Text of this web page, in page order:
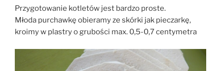
Przygotowanie kotletów jest bardzo proste.
Młoda purchawkę obieramy ze skórki jak pieczarkę,
kroimy w plastry o grubości max. 0,5-0,7 centymetra